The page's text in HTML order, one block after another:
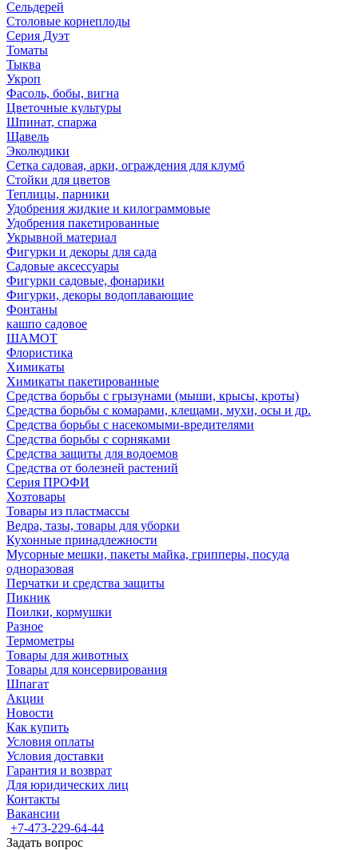
Сельдерей
Столовые корнеплоды
Серия Дуэт
Томаты
Тыква
Укроп
Фасоль, бобы, вигна
Цветочные культуры
Шпинат, спаржа
Щавель
Эколюдики
Сетка садовая, арки, ограждения для клумб
Стойки для цветов
Теплицы, парники
Удобрения жидкие и килограммовые
Удобрения пакетированные
Укрывной материал
Фигурки и декоры для сада
Садовые аксессуары
Фигурки садовые, фонарики
Фигурки, декоры водоплавающие
Фонтаны
кашпо садовое
ШАМОТ
Флористика
Химикаты
Химикаты пакетированные
Средства борьбы с грызунами (мыши, крысы, кроты)
Средства борьбы с комарами, клещами, мухи, осы и др.
Средства борьбы с насекомыми-вредителями
Средства борьбы с сорняками
Средства защиты для водоемов
Средства от болезней растений
Серия ПРОФИ
Хозтовары
Товары из пластмассы
Ведра, тазы, товары для уборки
Кухонные принадлежности
Мусорные мешки, пакеты майка, грипперы, посуда
одноразовая
Перчатки и средства защиты
Пикник
Поилки, кормушки
Разное
Термометры
Товары для животных
Товары для консервирования
Шпагат
Акции
Новости
Как купить
Условия оплаты
Условия доставки
Гарантия и возврат
Для юридических лиц
Контакты
Вакансии
+7-473-229-64-44
Задать вопрос